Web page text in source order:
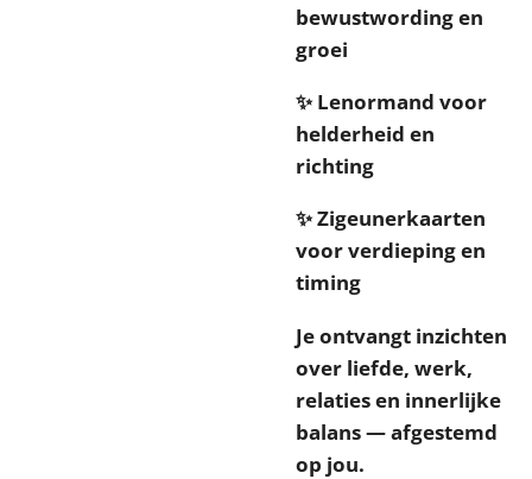
bewustwording en
groei
✨ Lenormand voor
helderheid en
richting
✨ Zigeunerkaarten
voor verdieping en
timing
Je ontvangt inzichten
over liefde, werk,
relaties en innerlijke
balans — afgestemd
op jou.